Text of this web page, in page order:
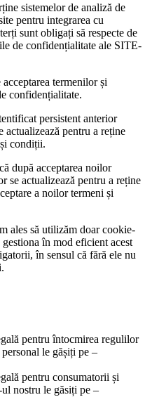
sistemelor de analiză de
pentru integrarea cu
sunt obligați să respecte de
de confidențialitate ale SITE-
termenilor și
confidențialitate.
persistent anterior
pentru a reține
condiții.
după acceptarea noilor
se actualizează pentru a reține
a noilor termeni și
ales să utilizăm doar cookie-
în mod eficient acest
în sensul că fără ele nu
pentru întocmirea regulilor
le gășiți pe –
pentru consumatorii și
nostru le găsiți pe –